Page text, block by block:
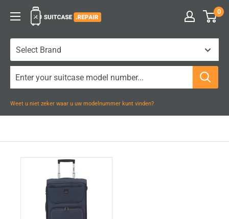
inhoud
Suitcase.Repair 0
Weet u niet zeker waar u uw modelnummer kunt vinden?